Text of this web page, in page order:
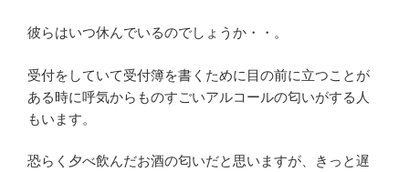
彼らはいつ休んでいるのでしょうか・・。
受付をしていて受付簿を書くために目の前に立つことが
ある時に呼気からものすごいアルコールの匂いがする人
もいます。
恐らく夕べ飲んだお酒の匂いだと思いますが、きっと遅